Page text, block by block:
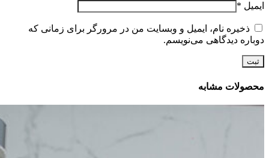
ایمیل *
ذخیره نام، ایمیل و وبسایت من در مرورگر برای زمانی که
دوباره دیدگاهی می‌نویسم.
محصولات مشابه